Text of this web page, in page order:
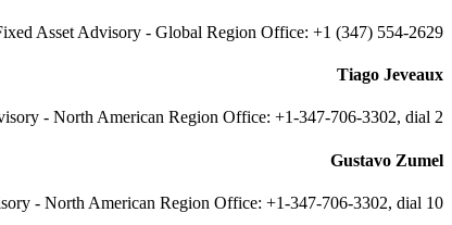
Asset Advisory - Global Region Office: +1 (347) 554-2629
Tiago Jeveaux
- North American Region Office: +1-347-706-3302, dial 2
Gustavo Zumel
- North American Region Office: +1-347-706-3302, dial 10